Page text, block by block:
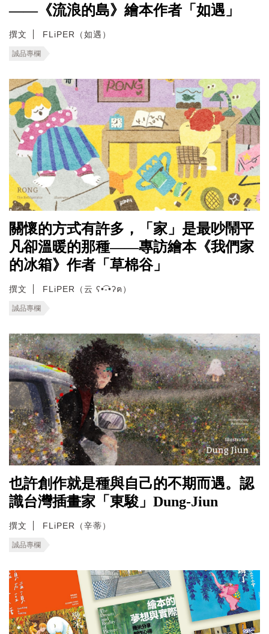
——《流浪的島》繪本作者「如遇」
撰文 FLiPER（如遇）
誠品專欄
關懷的方式有許多，「家」是最吵鬧平
凡卻溫暖的那種——專訪繪本《我們家
的冰箱》作者「草棉谷」
撰文 FLiPER（云 ʕ•͡-•ʔฅ）
誠品專欄
也許創作就是種與自己的不期而遇。認
識台灣插畫家「東駿」Dung-Jiun
撰文 FLiPER（辛蒂）
誠品專欄